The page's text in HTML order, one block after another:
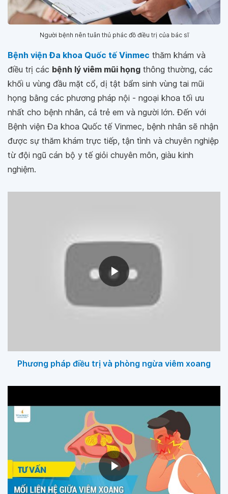
Người bệnh nên tuân thủ phác đồ điều trị của bác sĩ
Bệnh viện Đa khoa Quốc tế Vinmec thăm khám và
điều trị các bệnh lý viêm mũi họng thông thường, các
khối u vùng đầu mặt cổ, dị tật bẩm sinh vùng tai mũi
họng bằng các phương pháp nội - ngoại khoa tối ưu
nhất cho bệnh nhân, cả trẻ em và người lớn. Đến với
Bệnh viện Đa khoa Quốc tế Vinmec, bệnh nhân sẽ nhận
được sự thăm khám trực tiếp, tận tình và chuyên nghiệp
từ đội ngũ cán bộ y tế giỏi chuyên môn, giàu kinh
nghiệm.
Phương pháp điều trị và phòng ngừa viêm xoang